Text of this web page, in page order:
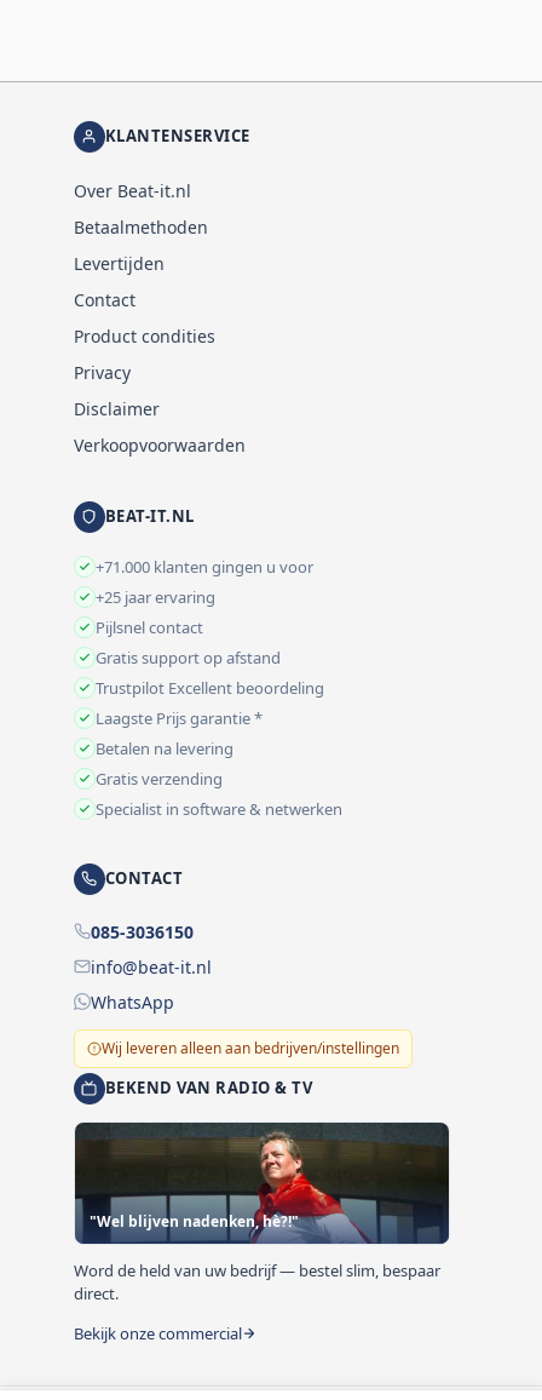
KLANTENSERVICE
Over Beat-it.nl
Betaalmethoden
Levertijden
Contact
Product condities
Privacy
Disclaimer
Verkoopvoorwaarden
BEAT-IT.NL
+71.000 klanten gingen u voor
+25 jaar ervaring
Pijlsnel contact
Gratis support op afstand
Trustpilot Excellent beoordeling
Laagste Prijs garantie *
Betalen na levering
Gratis verzending
Specialist in software & netwerken
CONTACT
085-3036150
info@beat-it.nl
WhatsApp
Wij leveren alleen aan bedrijven/instellingen
BEKEND VAN RADIO & TV
"Wel blijven nadenken, hè?!"
Word de held van uw bedrijf — bestel slim, bespaar
direct.
Bekijk onze commercial